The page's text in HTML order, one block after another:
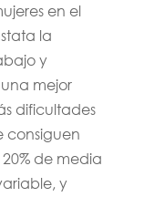
en el
la
y
mejor
dificultades
consiguen
de media
y